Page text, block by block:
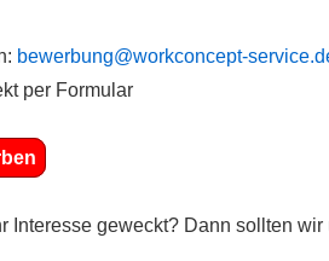
bewerbung@workconcept-
per Formular
Interesse geweckt? Dann sollten